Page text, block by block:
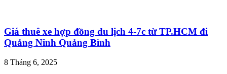
Giá thuê xe hợp đồng du lịch 4-7c từ TP.HCM đi
Quảng Ninh Quảng Bình
8 Tháng 6, 2025